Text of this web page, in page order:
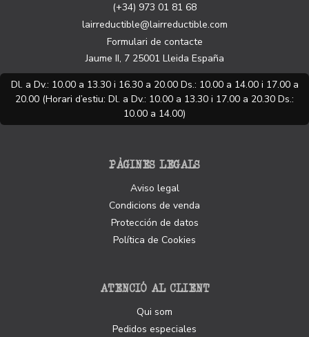
(+34) 973 01 81 68
lairreductible@lairreductible.com
Formulari de contacte
Jaume II, 7 25001 Lleida España
Dl. a Dv.: 10.00 a 13.30 i 16.30 a 20.00 Ds.: 10.00 a 14.00 i 17.00 a
20.00 (Horari d’estiu: Dl. a Dv.: 10.00 a 13.30 i 17.00 a 20.30 Ds.:
10.00 a 14.00)
PÀGINES LEGALS
Aviso legal
Condicions de venda
Protección de datos
Política de Cookies
ATENCIÓ AL CLIENT
Qui som
Pedidos especiales